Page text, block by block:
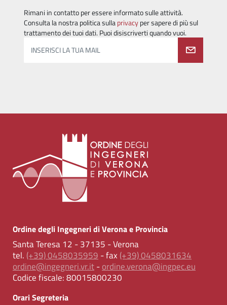
Rimani in contatto per essere informato sulle attività.
Consulta la nostra politica sullaprivacyper sapere di più sul
trattamento dei tuoi dati. Puoi disiscriverti quando vuoi.
INSERISCI LA TUA MAIL
Ordine degli Ingegneri di Verona e Provincia
Santa Teresa 12 - 37135 - Verona
tel. (+39) 0458035959 - fax (+39) 0458031634
ordine@ingegneri.vr.it-ordine.verona@ingpec.eu
Codice fiscale:80015800230
Orari Segreteria